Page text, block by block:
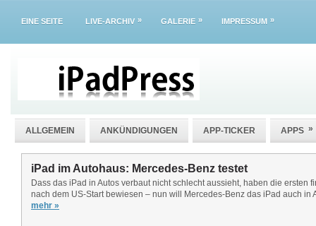
EINE SEITE LIVE-ARCHIV » GALERIE » IMPRESSUM »
ALLGEMEIN ANKÜNDIGUNGEN APP-TICKER APPS »
iPad im Autohaus: Mercedes-Benz testet
Dass das iPad in Autos verbaut nicht schlecht aussieht, haben die ersten
nach dem US-Start bewiesen – nun will Mercedes-Benz das iPad auch in
mehr »